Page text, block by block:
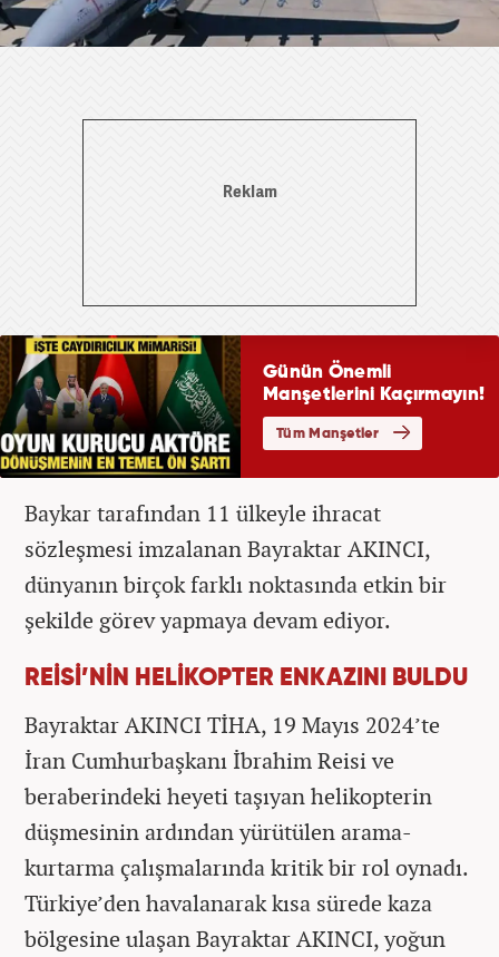
Baykar tarafından 11 ülkeyle ihracat
sözleşmesi imzalanan Bayraktar AKINCI,
dünyanın birçok farklı noktasında etkin bir
şekilde görev yapmaya devam ediyor.
REİSİ’NİN HELİKOPTER ENKAZINI BULDU
Bayraktar AKINCI TİHA, 19 Mayıs 2024’te
İran Cumhurbaşkanı İbrahim Reisi ve
beraberindeki heyeti taşıyan helikopterin
düşmesinin ardından yürütülen arama-
kurtarma çalışmalarında kritik bir rol oynadı.
Türkiye’den havalanarak kısa sürede kaza
bölgesine ulaşan Bayraktar AKINCI, yoğun